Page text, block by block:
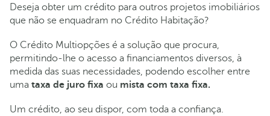
Deseja obter um crédito para outros projetos imobiliários
que não se enquadram no Crédito Habitação?
O Crédito Multiopções é a solução que procura,
permitindo-lhe o acesso a financiamentos diversos, à
medida das suas necessidades, podendo escolher entre
uma taxa de juro fixa ou mista com taxa fixa.
Um crédito, ao seu dispor, com toda a confiança.